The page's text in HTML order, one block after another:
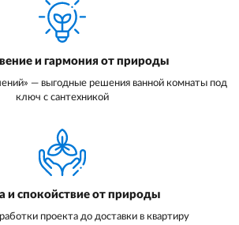
и гармония от природы
— выгодные решения ванной комнаты под
ключ с сантехникой
и спокойствие от природы
проекта до доставки в квартиру